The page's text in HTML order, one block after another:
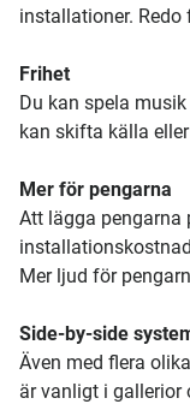
installationer.
Frihet
Du kan spela
kan skifta källa
Mer för pengarna
Att lägga pengarna
Mer ljud för
Side-by-side
Även med flera
är vanligt i gallerior